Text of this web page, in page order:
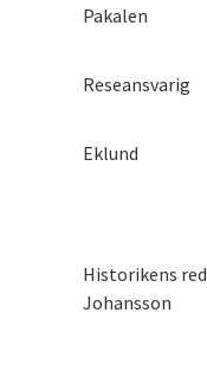
Pakalen
Reseansvarig
Eklund
Aya
Aila
Historikens
Johansson